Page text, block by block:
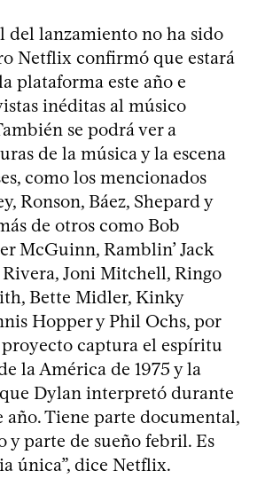
del lanzamiento no ha sido
Netflix confirmó que estará
plataforma este año e
inéditas al músico
se podrá ver a
de la música y la escena
como los mencionados
Ronson, Báez, Shepard y
de otros como Bob
McGuinn, Ramblin’ Jack
Joni Mitchell, Ringo
Bette Midler, Kinky
Hopper y Phil Ochs, por
proyecto captura el espíritu
la América de 1975 y la
Dylan interpretó durante
año. Tiene parte documental,
y parte de sueño febril. Es
única”, dice Netflix.